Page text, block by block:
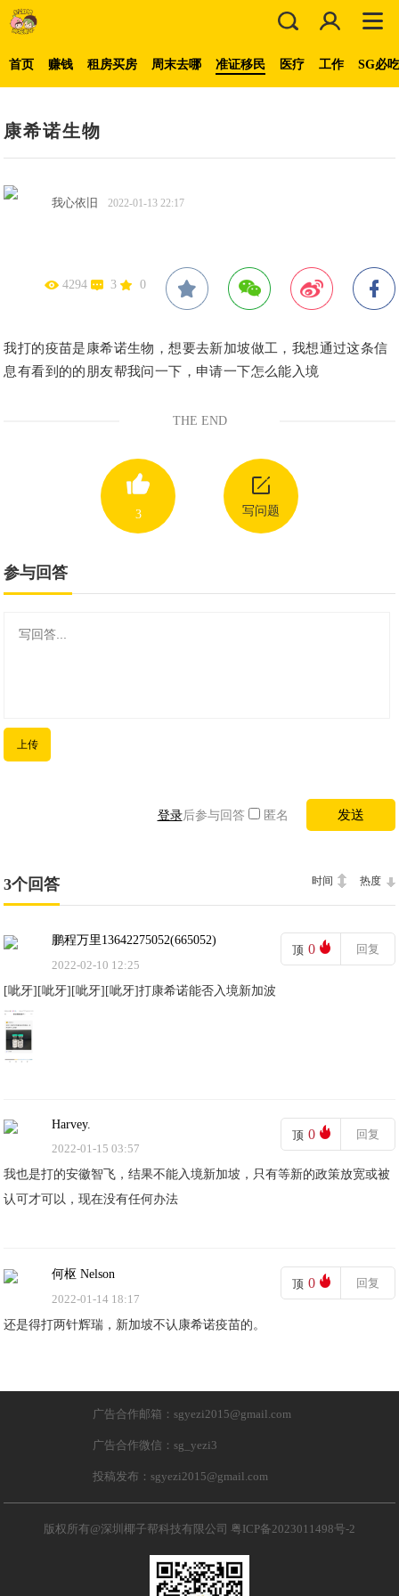
首页 赚钱 租房买房 周末去哪 准证移民 医疗 工作 SG必
康希诺生物
我心依旧 2022-01-13 22:17
4294 3 0
我打的疫苗是康希诺生物，想要去新加坡做工，我想通过这条信
息有看到的的朋友帮我问一下，申请一下怎么能入境
THE END
3 写问题
参与回答
上传
登录后参与回答 匿名
3个回答 热度
时间
鹏程万里13642275052(665052)
2022-02-10 12:25
顶 0 回复
[呲牙][呲牙][呲牙][呲牙]打康希诺能否入境新加波
Harvey.
2022-01-15 03:57
顶 0 回复
我也是打的安徽智飞，结果不能入境新加坡，只有等新的政策放宽或被
认可才可以，现在没有任何办法
何枢 Nelson
2022-01-14 18:17
顶 0 回复
还是得打两针辉瑞，新加坡不认康希诺疫苗的。
广告合作邮箱：sgyezi2015@gmail.com
广告合作微信：sg_yezi3
投稿发布：sgyezi2015@gmail.com
版权所有@深圳椰子帮科技有限公司 粤ICP备2023011498号-2